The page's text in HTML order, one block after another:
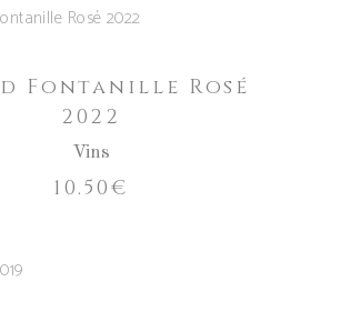
Fontanille Rosé
2022
Vins
10.50€